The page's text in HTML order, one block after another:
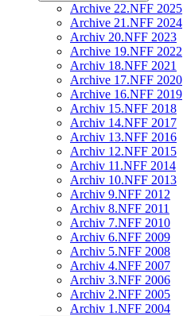
Archive 22.NFF 2025
Archive 21.NFF 2024
Archiv 20.NFF 2023
Archive 19.NFF 2022
Archiv 18.NFF 2021
Archive 17.NFF 2020
Archive 16.NFF 2019
Archiv 15.NFF 2018
Archiv 14.NFF 2017
Archiv 13.NFF 2016
Archiv 12.NFF 2015
Archiv 11.NFF 2014
Archiv 10.NFF 2013
Archiv 9.NFF 2012
Archiv 8.NFF 2011
Archiv 7.NFF 2010
Archiv 6.NFF 2009
Archiv 5.NFF 2008
Archiv 4.NFF 2007
Archiv 3.NFF 2006
Archiv 2.NFF 2005
Archiv 1.NFF 2004